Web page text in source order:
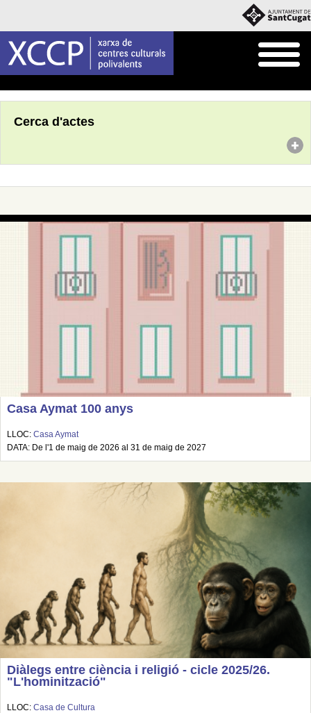
Cerca d'actes
Casa Aymat 100 anys
LLOC: Casa Aymat
DATA: De l'1 de maig de 2026 al 31 de maig de 2027
Diàlegs entre ciència i religió - cicle 2025/26.
"L'hominització"
LLOC: Casa de Cultura